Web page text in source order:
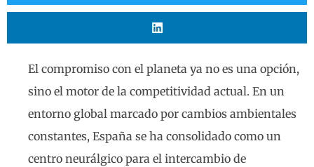
El compromiso con el planeta ya no es una opción,
sino el motor de la competitividad actual. En un
entorno global marcado por cambios ambientales
constantes, España se ha consolidado como un
centro neurálgico para el intercambio de